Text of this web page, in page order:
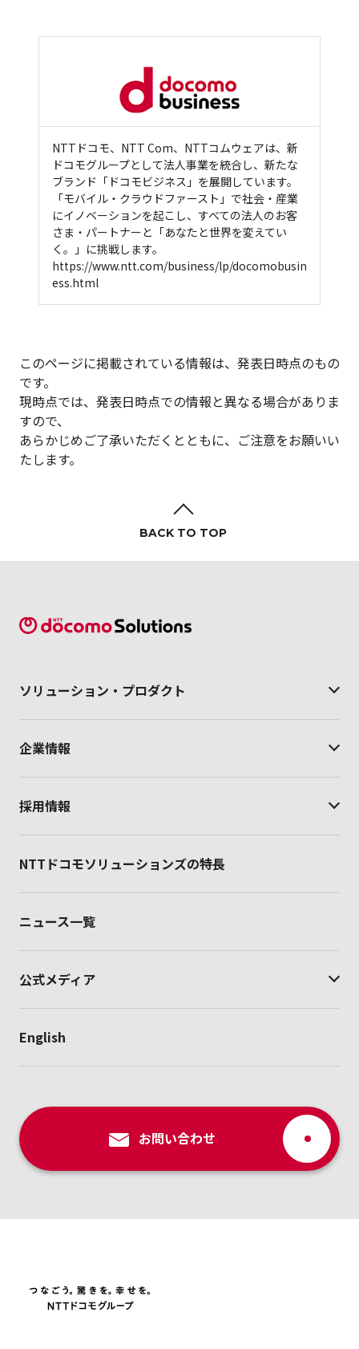
NTTドコモ、NTT Com、NTTコムウェアは、新
ドコモグループとして法人事業を統合し、新たな
ブランド「ドコモビジネス」を展開しています。
「モバイル・クラウドファースト」で社会・産業
にイノベーションを起こし、すべての法人のお客
さま・パートナーと「あなたと世界を変えてい
く。」に挑戦します。
https://www.ntt.com/business/lp/docomobusin
ess.html
このページに掲載されている情報は、発表日時点のもの
です。
現時点では、発表日時点での情報と異なる場合がありま
すので、
あらかじめご了承いただくとともに、ご注意をお願いい
たします。
BACK TO TOP
ソリューション・ プロダクト
企業情報
採用情報
NTTドコモソリューションズの特長
ニュース一覧
公式メディア
English
お問い合わせ